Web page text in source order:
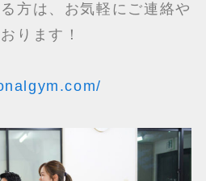
方は、お気軽にご連絡や
ります！